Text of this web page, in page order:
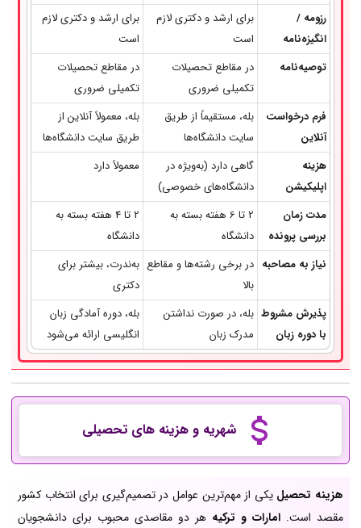
رزومه /
انگیزه‌نامه
برای ارشد و دکتری لازم
است
برای ارشد و دکتری لازم
است
توصیه‌نامه
در مقاطع تحصیلات
تکمیلی ضروری
در مقاطع تحصیلات
تکمیلی ضروری
فرم درخواست
آنلاین
بله، مستقیماً از طریق
سایت دانشگاه‌ها
بله، معمولاً آنلاین از
طریق سایت دانشگاه‌ها
هزینه
اپلیکیشن
گاهی دارد (به‌ویژه در
دانشگاه‌های خصوصی)
معمولاً دارد
مدت زمان
بررسی پرونده
2 تا 6 هفته بسته به
دانشگاه
2 تا 4 هفته بسته به
دانشگاه
نیاز به مصاحبه در برخی رشته‌ها و مقاطع
بالا
به‌ندرت، بیشتر برای
دکتری
پذیرش مشروط
با دوره زبان
بله، در صورت نداشتن
مدرک زبان
بله، دوره آمادگی زبان
انگلیسی ارائه می‌شود
شهریه و هزینه های تحصیلی
هزینه تحصیل یکی از مهم‌ترین عوامل در تصمیم‌گیری برای انتخاب کشور
مقصد است. امارات و ترکیه هر دو مقاصدی محبوب برای دانشجویان